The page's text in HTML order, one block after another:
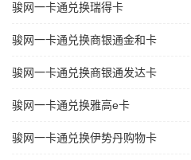
骏网一卡通兑换瑞得卡
骏网一卡通兑换商银通金和卡
骏网一卡通兑换商银通发达卡
骏网一卡通兑换雅高e卡
骏网一卡通兑换伊势丹购物卡